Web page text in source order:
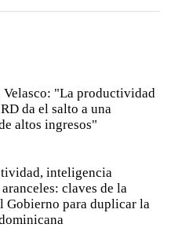
Velasco: "La productividad
da el salto a una
altos ingresos"
inteligencia
claves de la
Gobierno para duplicar la